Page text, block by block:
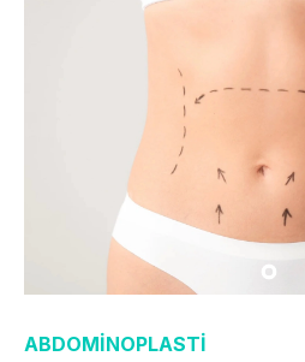
ABDOMINOPLASTI